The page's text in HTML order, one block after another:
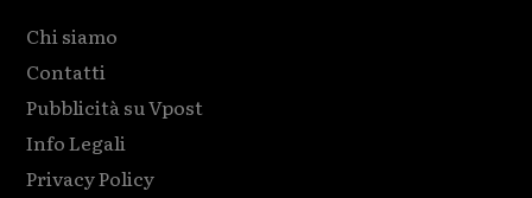
Chi siamo
Contatti
Pubblicità su Vpost
Info Legali
Privacy Policy